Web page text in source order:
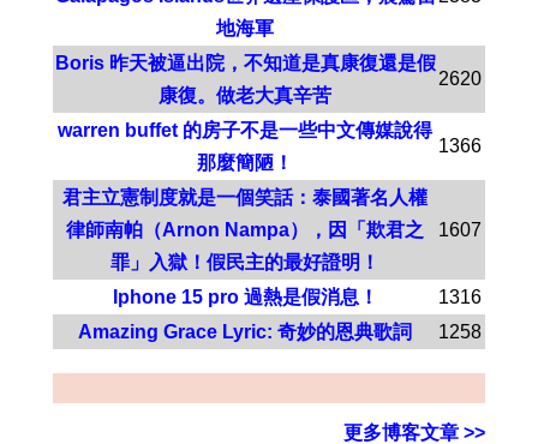
地海軍
Boris 昨天被逼出院，不知道是真康復還是假
康復。做老大真辛苦
2620
warren buffet 的房子不是一些中文傳媒說得
那麼簡陋！
1366
君主立憲制度就是一個笑話：泰國著名人權
律師南帕（Arnon Nampa），因「欺君之
罪」入獄！假民主的最好證明！
1607
Iphone 15 pro 過熱是假消息！
1316
Amazing Grace Lyric: 奇妙的恩典歌詞
1258
更多博客文章 >>